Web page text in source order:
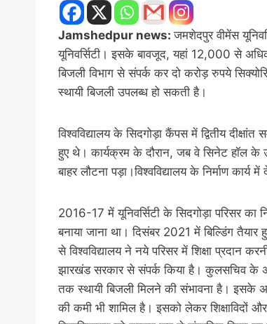
Jamshedpur news:जमशेदपुर वीमेंस
यूनिवर्सिटी। इसके बावजूद, यहां 12,000 से
बिजली विभाग से संपर्क कर दो करोड़ रुपये
स्थायी बिजली उपलब्ध हो सकती है।
विश्वविद्यालय के सिदगोड़ा कैंपस में द्वितीय
हुए थे। कार्यक्रम के दौरान, जब वे सिनेट हॉल
बाहर लौटना पड़ा।विश्वविद्यालय के निर्माण
2016-17 में यूनिवर्सिटी के सिदगोड़ा परिसर
बनाया जाना था। दिसंबर 2021 में बिल्डिंग
से विश्वविद्यालय ने नये परिसर में शिक्षा प्रदान
झारखंड सरकार से संपर्क किया है। कुलसचिव के
तक स्थायी बिजली मिलने की संभावना है। इसके
की कमी भी शामिल है। इसको लेकर शिक्षाविदों